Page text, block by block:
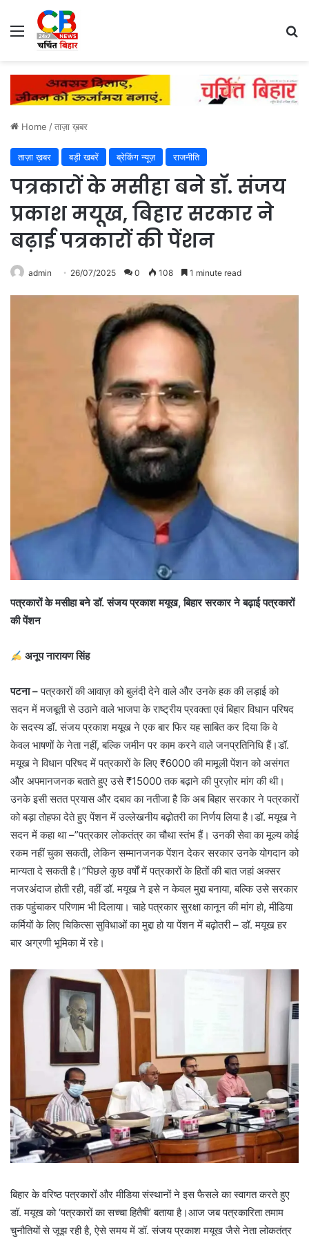
Menu
Home /ताज़ा ख़बर
ताज़ा ख़बर बड़ी खबरें ब्रेकिंग न्यूज़ राजनीति
पत्रकारों के मसीहा बने डॉ. संजय
प्रकाश मयूख, बिहार सरकार ने
बढ़ाई पत्रकारों की पेंशन
admin 26/07/2025 0 108 1 minute read
पत्रकारों के मसीहा बने डॉ. संजय प्रकाश मयूख, बिहार सरकार ने बढ़ाई पत्रकारों
की पेंशन
अनूप नारायण सिंह
पटना –पत्रकारों की आवाज़ को बुलंदी देने वाले और उनके हक की लड़ाई को
सदन में मजबूती से उठाने वाले भाजपा के राष्ट्रीय प्रवक्ता एवं बिहार विधान परिषद
के सदस्य डॉ. संजय प्रकाश मयूख ने एक बार फिर यह साबित कर दिया कि वे
केवल भाषणों के नेता नहीं, बल्कि जमीन पर काम करने वाले जनप्रतिनिधि हैं।डॉ.
मयूख ने विधान परिषद में पत्रकारों के लिए ₹6000 की मामूली पेंशन को असंगत
और अपमानजनक बताते हुए उसे ₹15000 तक बढ़ाने की पुरज़ोर मांग की थी।
उनके इसी सतत प्रयास और दबाव का नतीजा है कि अब बिहार सरकार ने पत्रकारों
को बड़ा तोहफा देते हुए पेंशन में उल्लेखनीय बढ़ोतरी का निर्णय लिया है।डॉ. मयूख ने
सदन में कहा था –”पत्रकार लोकतंत्र का चौथा स्तंभ हैं। उनकी सेवा का मूल्य कोई
रकम नहीं चुका सकती, लेकिन सम्मानजनक पेंशन देकर सरकार उनके योगदान को
मान्यता दे सकती है।”पिछले कुछ वर्षों में पत्रकारों के हितों की बात जहां अक्सर
नजरअंदाज होती रही, वहीं डॉ. मयूख ने इसे न केवल मुद्दा बनाया, बल्कि उसे सरकार
तक पहुंचाकर परिणाम भी दिलाया। चाहे पत्रकार सुरक्षा कानून की मांग हो, मीडिया
कर्मियों के लिए चिकित्सा सुविधाओं का मुद्दा हो या पेंशन में बढ़ोतरी – डॉ. मयूख हर
बार अग्रणी भूमिका में रहे।
बिहार के वरिष्ठ पत्रकारों और मीडिया संस्थानों ने इस फैसले का स्वागत करते हुए
डॉ. मयूख को ‘पत्रकारों का सच्चा हितैषी’ बताया है।आज जब पत्रकारिता तमाम
चुनौतियों से जूझ रही है, ऐसे समय में डॉ. संजय प्रकाश मयूख जैसे नेता लोकतंत्र